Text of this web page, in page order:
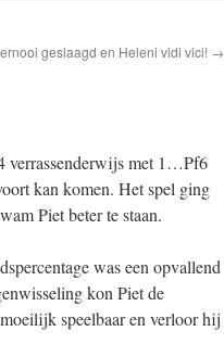
geslaagd en Heleni vidi vici! →
verrassenderwijs met 1…Pf6
kan komen. Het spel ging
Piet beter te staan.
was een opvallend
kon Piet de
speelbaar en verloor hij